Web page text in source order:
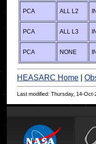
PCA ALL L2
PCA ALL L3
PCA NONE
HEASARC Home
Last modified: Thursday, 14-Oct-